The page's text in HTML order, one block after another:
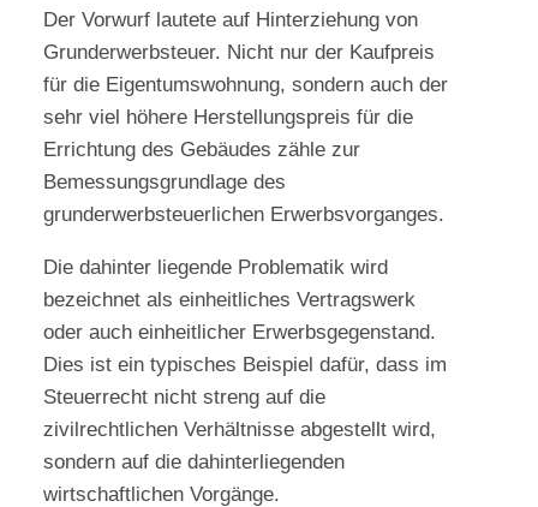
Der Vorwurf lautete auf Hinterziehung von
Grunderwerbsteuer. Nicht nur der Kaufpreis
für die Eigentumswohnung, sondern auch der
sehr viel höhere Herstellungspreis für die
Errichtung des Gebäudes zähle zur
Bemessungsgrundlage des
grunderwerbsteuerlichen Erwerbsvorganges.
Die dahinter liegende Problematik wird
bezeichnet als einheitliches Vertragswerk
oder auch einheitlicher Erwerbsgegenstand.
Dies ist ein typisches Beispiel dafür, dass im
Steuerrecht nicht streng auf die
zivilrechtlichen Verhältnisse abgestellt wird,
sondern auf die dahinterliegenden
wirtschaftlichen Vorgänge.